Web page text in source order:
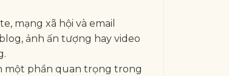
mạng xã hội và email
ảnh ấn tượng hay video
một phần quan trọng trong